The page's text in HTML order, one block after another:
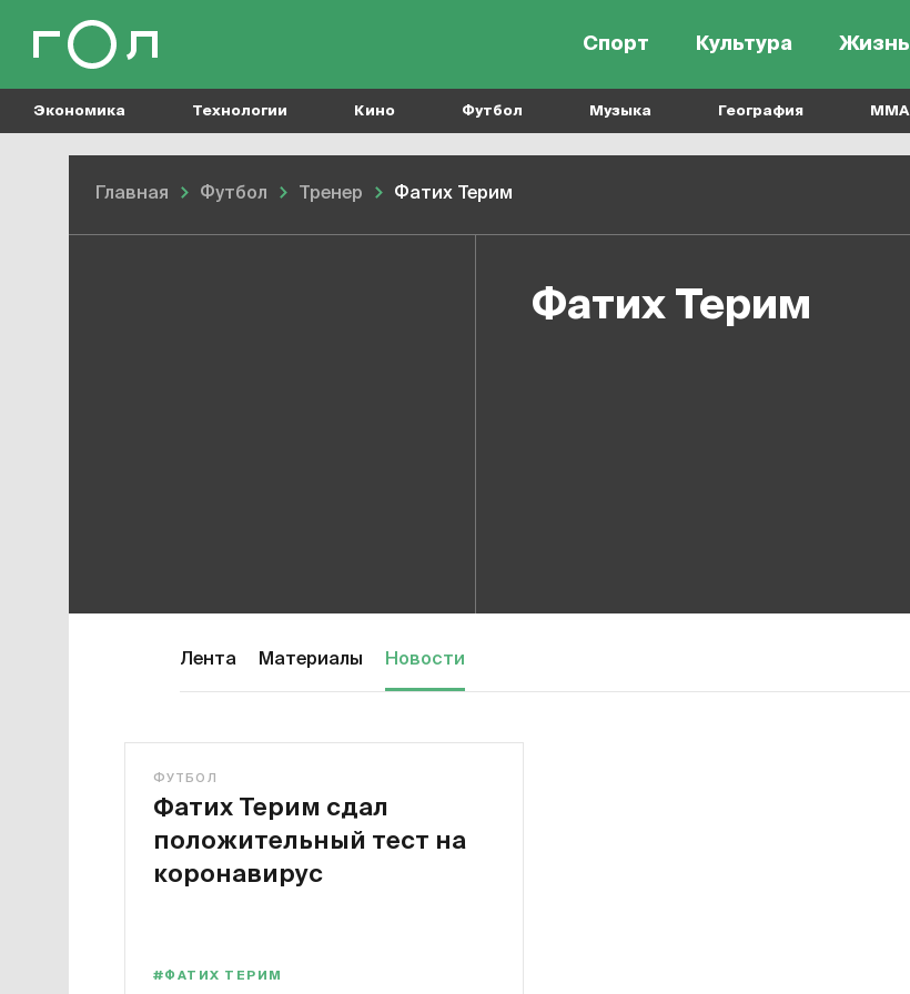
Спорт Культура Жизнь
Экономика Технологии Кино Футбол Музыка География MMA
Главная Футбол Тренер Фатих Терим
Фатих Терим
Лента Материалы Новости
ФУТБОЛ
Фатих Терим сдал
положительный тест на
коронавирус
#ФАТИХ ТЕРИМ